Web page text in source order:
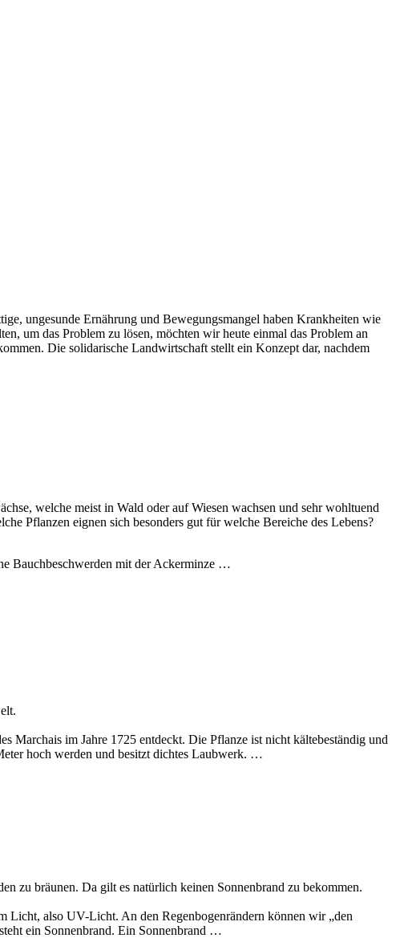
ungesunde Ernährung und Bewegungsmangel haben Krankheiten wie
um das Problem zu lösen, möchten wir heute einmal das Problem an
Die solidarische Landwirtschaft stellt ein Konzept dar, nachdem
welche meist in Wald oder auf Wiesen wachsen und sehr wohltuend
Pflanzen eignen sich besonders gut für welche Bereiche des Lebens?
Bauchbeschwerden mit der Ackerminze …
Marchais im Jahre 1725 entdeckt. Die Pflanze ist nicht kältebeständig und
hoch werden und besitzt dichtes Laubwerk. …
zu bräunen. Da gilt es natürlich keinen Sonnenbrand zu bekommen.
Licht, also UV-Licht. An den Regenbogenrändern können wir „den
ein Sonnenbrand. Ein Sonnenbrand …